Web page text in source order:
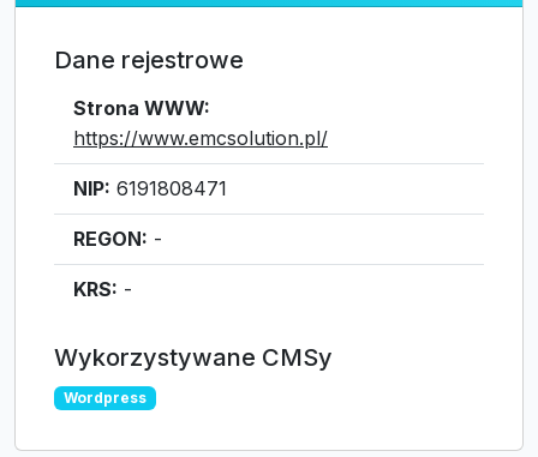
Dane rejestrowe
Strona WWW:
https://www.emcsolution.pl/
NIP: 6191808471
REGON: -
KRS: -
Wykorzystywane CMSy
Wordpress